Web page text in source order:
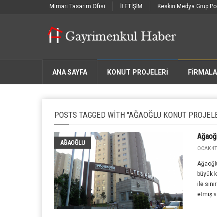
Mimari Tasarım Ofisi İLETİŞİM Keskin Medya Grup
ANA SAYFA KONUT PROJELERİ
POSTS TAGGED WITH "AĞAOĞLU KONUT
AĞAOĞLU
OCAK
büyük
ile
etmiş